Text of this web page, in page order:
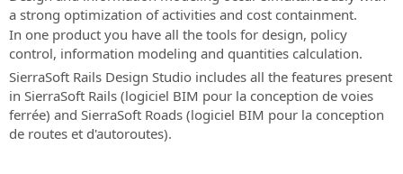
voies
ferrée,
de
routes
et
hydraulique
SierraSoft
Extension
logicielle
pour
l'analyse
et
la
vérification
d'activation
de
produit
et
de
version
d'essai
Nouvelles
et
Bulletins
d'information
Dernières
nouvelles
des
offres
concernant
les
produits,
les
services
Conditions
Générales
du
Contrat
Lire
les
Français
software.
Essayez-
le
Téléchargez
la
version
a strong optimization of activities and cost containment.
In one product you have all the tools for design, policy
control, information modeling and quantities calculation.
SierraSoft Rails Design Studio includes all the features present
in SierraSoft Rails (logiciel BIM pour la conception de voies
ferrée) and SierraSoft Roads (logiciel BIM pour la conception
de routes et d'autoroutes).